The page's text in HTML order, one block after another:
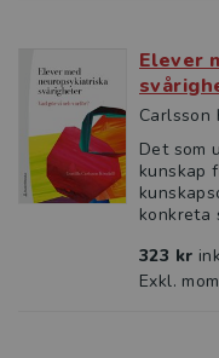
Elever
Carlsson
Det som
kunskap
konkreta
323 kr
Exkl.